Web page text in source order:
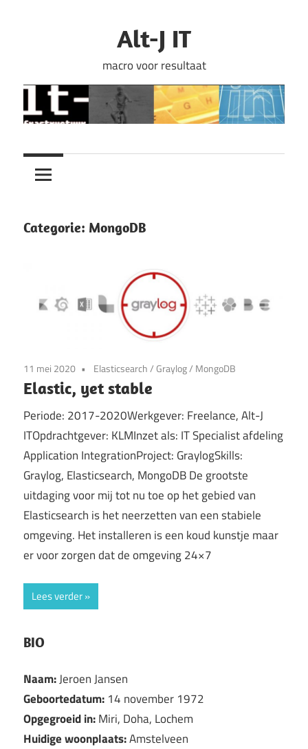
Alt-J IT
macro voor resultaat
Categorie: MongoDB
11 mei 2020 Elasticsearch/Graylog/ MongoDB
Elastic, yet stable
Periode: 2017-2020Werkgever: Freelance, Alt-J
ITOpdrachtgever: KLMInzet als: IT Specialist afdeling
Application IntegrationProject: GraylogSkills:
Graylog, Elasticsearch, MongoDB De grootste
uitdaging voor mij tot nu toe op het gebied van
Elasticsearch is het neerzetten van een stabiele
omgeving. Het installeren is een koud kunstje maar
er voor zorgen dat de omgeving 24×7
Lees verder
BIO
Naam:Jeroen Jansen
Geboortedatum: 14 november 1972
Opgegroeid in:Miri, Doha, Lochem
Huidige woonplaats:Amstelveen